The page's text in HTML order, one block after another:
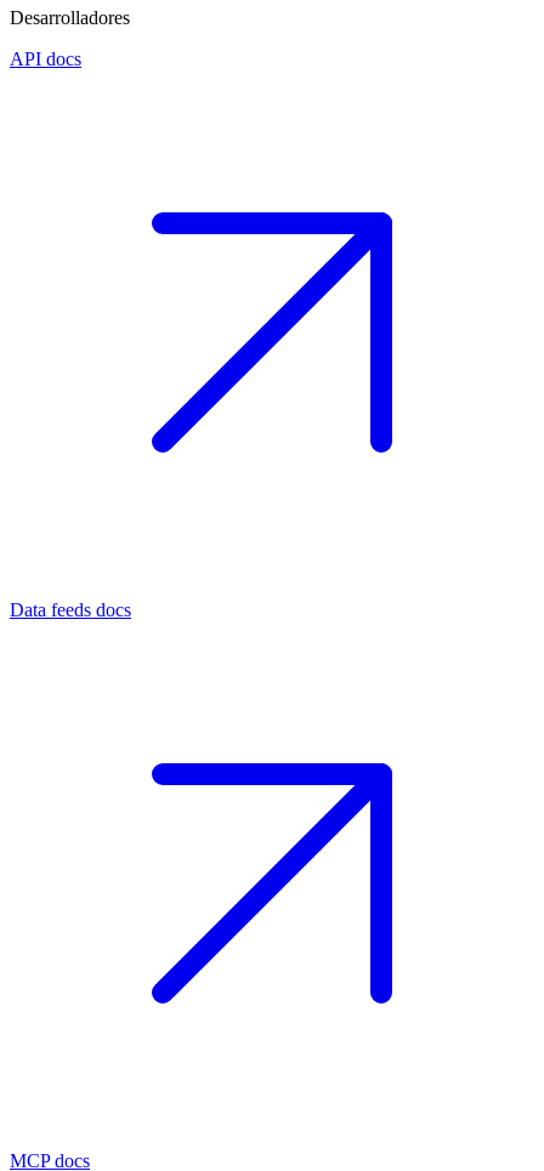
Desarrolladores
API docs
Data feeds docs
MCP docs